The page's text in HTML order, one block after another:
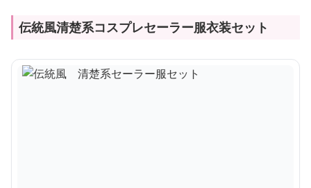
伝統風清楚系コスプレセーラー服衣装セット